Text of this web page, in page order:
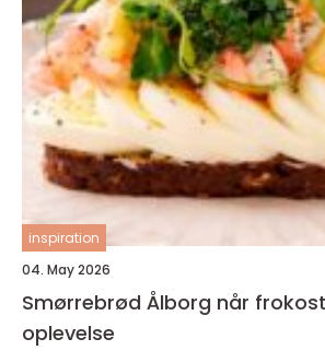
inspiration
04. May 2026
Smørrebrød Ålborg når frokost bliver en
oplevelse